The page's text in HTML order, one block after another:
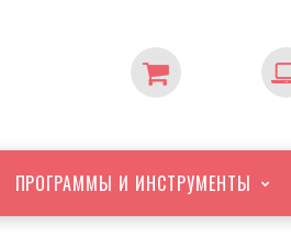
ПРОГРАММЫ И ИНСТРУМЕНТЫ